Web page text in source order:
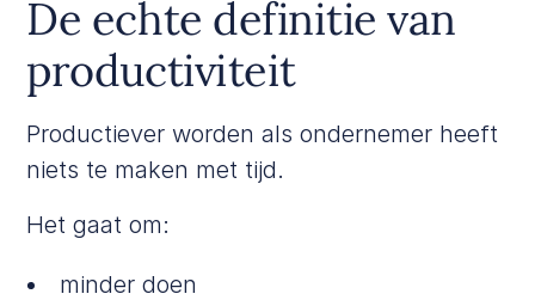
De echte definitie van
productiviteit
Productiever worden als ondernemer heeft
niets te maken met tijd.
Het gaat om:
minder doen